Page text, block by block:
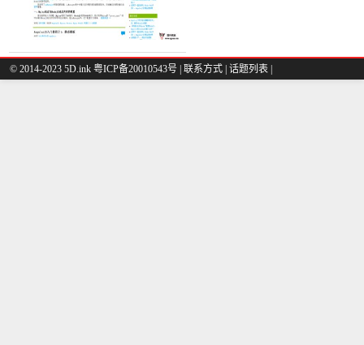
© 2014-2023 5D.ink 粤ICP备20010543号 | 联系方式 | 话题列表 |